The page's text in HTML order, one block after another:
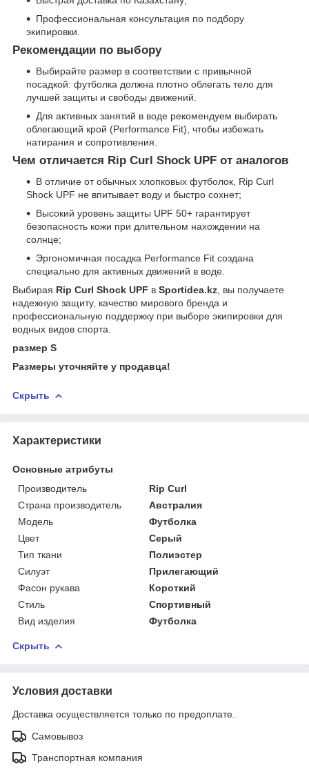
Профессиональная консультация по подбору
экипировки.
Рекомендации по выбору
Выбирайте размер в соответствии с привычной
посадкой: футболка должна плотно облегать тело для
лучшей защиты и свободы движений.
Для активных занятий в воде рекомендуем выбирать
облегающий крой (Performance Fit), чтобы избежать
натирания и сопротивления.
Чем отличается Rip Curl Shock UPF от аналогов
В отличие от обычных хлопковых футболок, Rip Curl
Shock UPF не впитывает воду и быстро сохнет;
Высокий уровень защиты UPF 50+ гарантирует
безопасность кожи при длительном нахождении на
солнце;
Эргономичная посадка Performance Fit создана
специально для активных движений в воде.
Выбирая Rip Curl Shock UPF в Sportidea.kz , вы получаете
надежную защиту, качество мирового бренда и
профессиональную поддержку при выборе экипировки для
водных видов спорта.
размер S
Размеры уточняйте у продавца!
Скрыть
Характеристики
Основные атрибуты
Производитель
Rip Curl
Страна производитель
Австралия
Мoдель
Футболка
Цвет
Серый
Тип ткани
Полиэстер
Силуэт
Прилегающий
Фасон рукава
Короткий
Стиль
Спортивный
Вид изделия
Футболка
Скрыть
Условия доставки
Доставка осуществляется только по предоплате.
Самовывоз
Транспортная компания